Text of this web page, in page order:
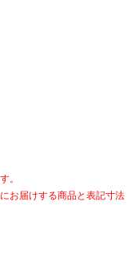
。
お届けする商品と表記寸法